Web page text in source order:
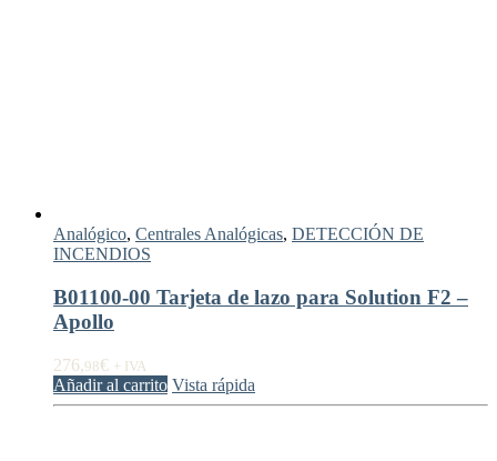
Analógico, Centrales Analógicas, DETECCIÓN DE
INCENDIOS
B01100-00 Tarjeta de lazo para Solution F2 –
Apollo
276,98€ + IVA
Añadir al carrito Vista rápida